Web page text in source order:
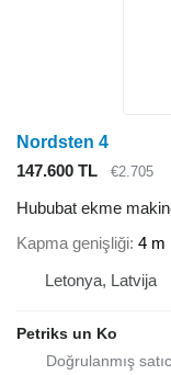
Nordsten 4
147.600 TL
€2.705
Hububat ekme
Kapma genişliği 4 m
Letonya, Latvija
Petriks un Ko